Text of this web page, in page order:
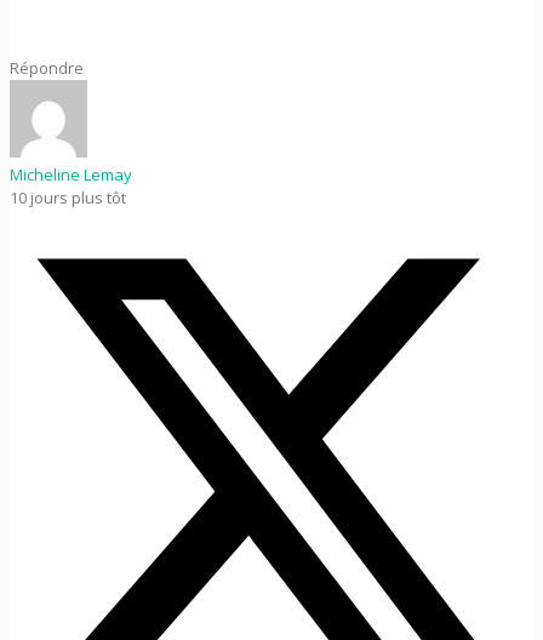
Répondre
Micheline Lemay
10 jours plus tôt